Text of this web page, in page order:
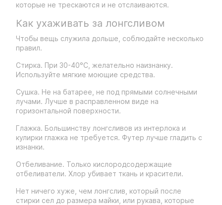
которые не трескаются и не отслаиваются.
Как ухаживать за лонгсливом
Чтобы вещь служила дольше, соблюдайте несколько
правил.
Стирка. При 30-40°C, желательно наизнанку.
Используйте мягкие моющие средства.
Сушка. Не на батарее, не под прямыми солнечными
лучами. Лучше в расправленном виде на
горизонтальной поверхности.
Глажка. Большинству лонгсливов из интерлока и
кулирки глажка не требуется. Футер лучше гладить с
изнанки.
Отбеливание. Только кислородсодержащие
отбеливатели. Хлор убивает ткань и красители.
Нет ничего хуже, чем лонгслив, который после
стирки сел до размера майки, или рукава, которые